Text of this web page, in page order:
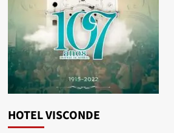
HOTEL VISCONDE